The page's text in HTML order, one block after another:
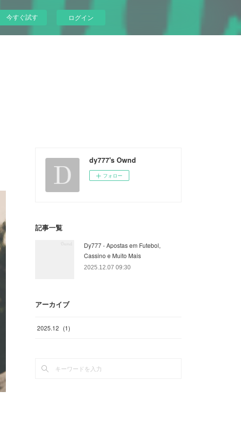
今すぐ試す ログイン
dy777's Ownd
フォロー
記事一覧
Dy777 - Apostas em Futebol,
Cassino e Muito Mais
2025.12.07 09:30
アーカイブ
2025.12 (1)